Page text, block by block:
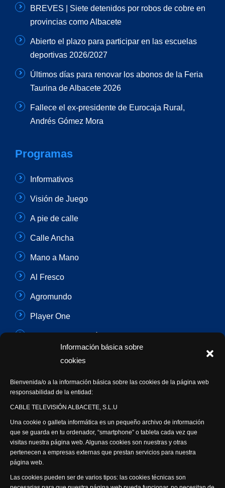
Información básica sobre
cookies
Bienvenida/o a la información básica sobre las cookies de la página web
responsabilidad de la entidad:
CABLE TELEVISIÓN ALBACETE, S.L.U
Una cookie o galleta informática es un pequeño archivo de información
que se guarda en tu ordenador, “smartphone” o tableta cada vez que
visitas nuestra página web. Algunas cookies son nuestras y otras
pertenecen a empresas externas que prestan servicios para nuestra
página web.
Las cookies pueden ser de varios tipos: las cookies técnicas son
BREVES | Siete detenidos por robos de cobre en
provincias como Albacete
Abierto el plazo para participar en las escuelas
deportivas 2026/2027
Últimos días para renovar los abonos de la Feria
Taurina de Albacete 2026
Fallece el ex-presidente de Eurocaja Rural,
Andrés Gómez Mora
Programas
Informativos
Visión de Juego
A pie de calle
Calle Ancha
Mano a Mano
Al Fresco
Agromundo
Player One
Síguenos